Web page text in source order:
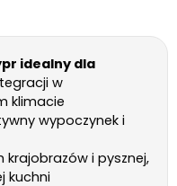
idealny dla
w
klimacie
wypoczynek i
krajobrazów i pysznej,
kuchni